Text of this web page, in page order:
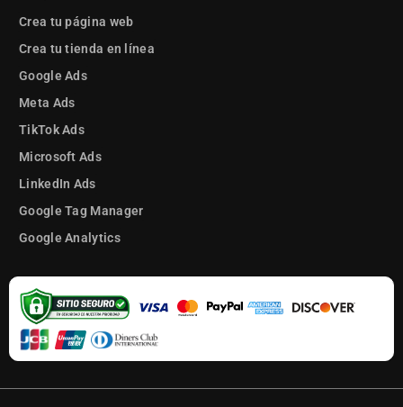
Crea tu página web
Crea tu tienda en línea
Google Ads
Meta Ads
TikTok Ads
Microsoft Ads
LinkedIn Ads
Google Tag Manager
Google Analytics